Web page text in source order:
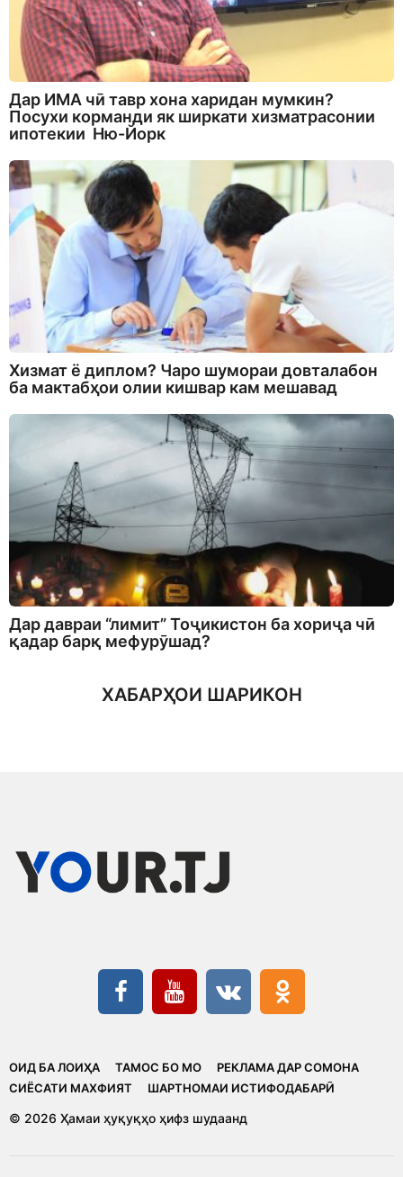
Дар ИМА чӣ тавр хона харидан мумкин?
Посухи корманди як ширкати хизматрасонии
ипотекии Ню-Йорк
Хизмат ё диплом? Чаро шумораи довталабон
ба мактабҳои олии кишвар кам мешавад
Дар давраи “лимит” Тоҷикистон ба хориҷа чӣ
қадар барқ мефурӯшад?
ХАБАРҲОИ ШАРИКОН
ОИД БА ЛОИҲА ТАМОС БО МО
РЕКЛАМА ДАР СОМОНА
CИЁСАТИ МАХФИЯТ
ШАРТНОМАИ ИСТИФОДАБАРӢ
© 2026 Ҳамаи ҳуқуқҳо ҳифз шудаанд